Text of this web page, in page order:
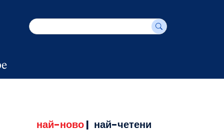
най-ново| най-четени